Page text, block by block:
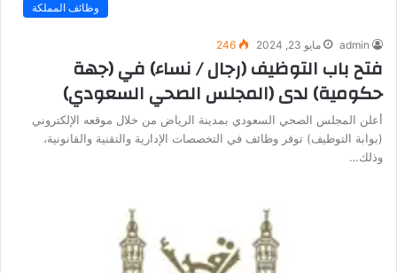
وظائف المملكة
admin مايو 23, 2024 246
فتح باب التوظيف (رجال / نساء) في (جهة
حكومية) لدى (المجلس الصحي السعودي)
أعلن المجلس الصحي السعودي بمدينة الرياض من خلال موقعه الإلكتروني
(بوابة التوظيف) توفر وظائف في التخصصات الإدارية والتقنية والقانونية،
وذلك…